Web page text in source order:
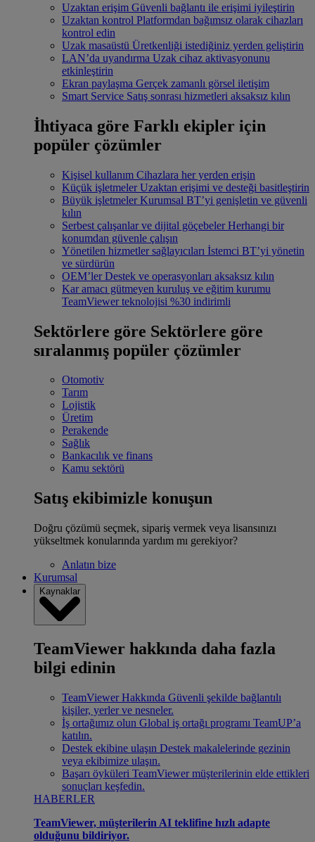
Uzaktan erişim Güvenli bağlantı ile erişimi iyileştirin
Uzaktan kontrol Platformdan bağımsız olarak cihazları
kontrol edin
Uzak masaüstü Üretkenliği istediğiniz yerden geliştirin
LAN’da uyandırma Uzak cihaz aktivasyonunu
etkinleştirin
Ekran paylaşma Gerçek zamanlı görsel iletişim
Smart Service Satış sonrası hizmetleri aksaksız kılın
İhtiyaca göre Farklı ekipler için
popüler çözümler
Kişisel kullanım Cihazlara her yerden erişin
Küçük işletmeler Uzaktan erişimi ve desteği basitleştirin
Büyük işletmeler Kurumsal BT’yi genişletin ve güvenli
kılın
Serbest çalışanlar ve dijital göçebeler Herhangi bir
konumdan güvenle çalışın
Yönetilen hizmetler sağlayıcıları İstemci BT’yi yönetin
ve sürdürün
OEM’ler Destek ve operasyonları aksaksız kılın
Kar amacı gütmeyen kuruluş ve eğitim kurumu
TeamViewer teknolojisi %30 indirimli
Sektörlere göre Sektörlere göre
sıralanmış popüler çözümler
Otomotiv
Tarım
Lojistik
Üretim
Perakende
Sağlık
Bankacılık ve finans
Kamu sektörü
Satış ekibimizle konuşun
Doğru çözümü seçmek, sipariş vermek veya lisansınızı
yükseltmek konularında yardım mı gerekiyor?
Anlatın bize
Kurumsal
Kaynaklar
TeamViewer hakkında daha fazla
bilgi edinin
TeamViewer Hakkında Güvenli şekilde bağlantılı
kişiler, yerler ve nesneler.
İş ortağımız olun Global iş ortağı programı TeamUP’a
katılın.
Destek ekibine ulaşın Destek makalelerinde gezinin
veya ekibimize ulaşın.
Başarı öyküleri TeamViewer müşterilerinin elde ettikleri
sonuçları keşfedin.
HABERLER
TeamViewer, müşterilerin AI teklifine hızlı adapte
olduğunu bildiriyor.